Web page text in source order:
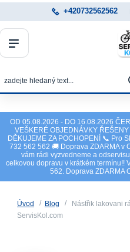
OD 05.08.2026 - DO 16.08.2026
VEŠKERÉ OBJEDNÁVKY
DĚKUJEME ZA POCHOPENÍ 📞 Pro
732 562 562 🚚 Doprava ZDARMA v
vám rádi vyzvedneme a
celkovou dopravu v krátkém termínu!!
562. Doprava ZDARMA
+420732562562
Úvod Blog
Nástřik lakovani
ServisKol.com